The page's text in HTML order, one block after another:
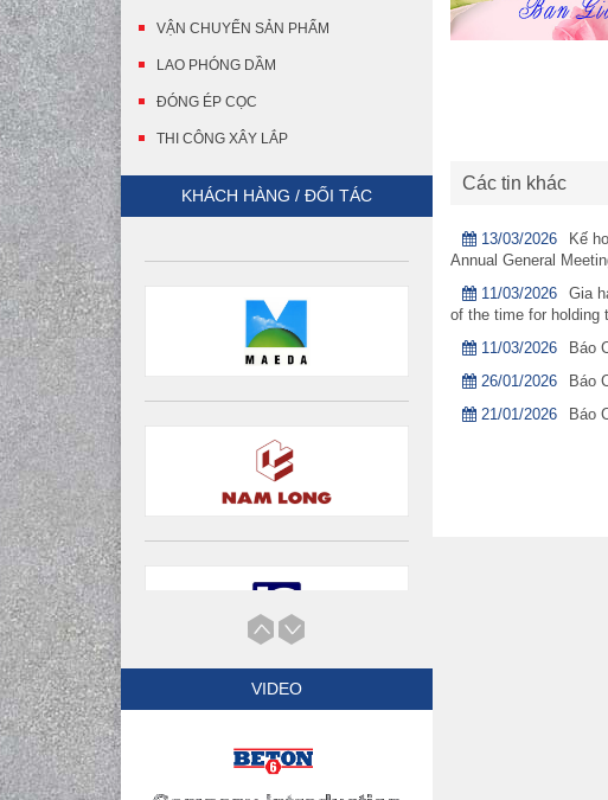
VẬN CHUYỂN SẢN PHẨM
LAO PHÓNG DẦM
ĐÓNG ÉP CỌC
THI CÔNG XÂY LẮP
KHÁCH HÀNG / ĐỐI TÁC
VIDEO
Các tin khác
13/03/2026
Kế
Annual General
11/03/2026
Gia
of the time for holding
11/03/2026
Báo
26/01/2026
Báo
21/01/2026
Báo